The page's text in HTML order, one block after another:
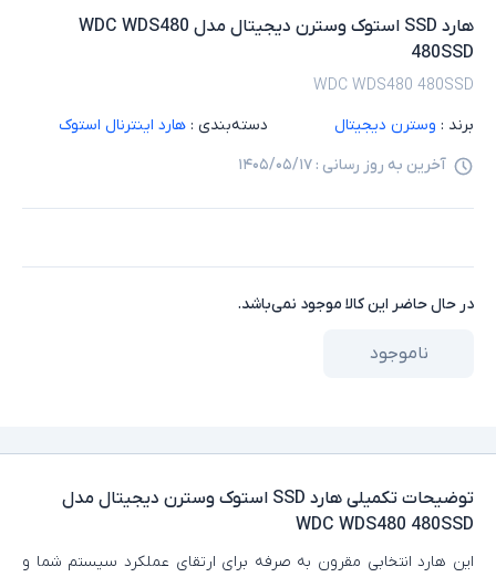
هارد SSD استوک وسترن دیجیتال مدل WDC WDS480
480SSD
WDC WDS480 480SSD
برند : وسترن دیجیتال دسته‌بندی : هارد اینترنال استوک
آخرین به روز رسانی : ۱۴۰۵/۰۵/۱۷
در حال حاضر این کالا موجود نمی‌باشد.
ناموجود
توضیحات تکمیلی
هارد SSD استوک وسترن دیجیتال مدل
WDC WDS480 480SSD
این هارد انتخابی مقرون به صرفه برای ارتقای عملکرد سیستم شما و